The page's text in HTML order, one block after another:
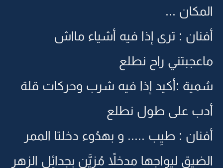
المكان ...
أفنان : ترى إذا فيه أشياء مااش
ماعجبتني راح نطلع
سُمية :أكيد إذا فيه شرب وحركات قلة
أدب على طول نطلع
أفنان : طيِب ..... و بهدُوء دخلتا الممر
الضيِق ليواجها مدخلاً مُزيَّن بجدائِل الزهر